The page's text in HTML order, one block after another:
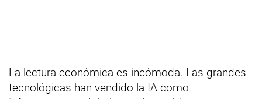
La lectura económica es incómoda. Las grandes
tecnológicas han vendido la IA como